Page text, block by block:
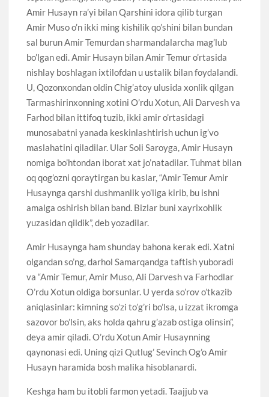
Amir Husayn ra’yi bilan Qarshini idora qilib turgan
Amir Muso o’n ikki ming kishilik qo’shini bilan bundan
sal burun Amir Temurdan sharmandalarcha mag’lub
bo’lgan edi. Amir Husayn bilan Amir Temur o’rtasida
nishlay boshlagan ixtilofdan u ustalik bilan foydalandi.
U, Qozonxondan oldin Chig’atoy ulusida xonlik qilgan
Tarmashirinxonning xotini O’rdu Xotun, Ali Darvesh va
Farhod bilan ittifoq tuzib, ikki amir o’rtasidagi
munosabatni yanada keskinlashtirish uchun ig’vo
maslahatini qiladilar. Ular Soli Saroyga, Amir Husayn
nomiga bo’htondan iborat xat jo’natadilar. Tuhmat bilan
oq qog’ozni qoraytirgan bu kaslar, “Amir Temur Amir
Husaynga qarshi dushmanlik yo’liga kirib, bu ishni
amalga oshirish bilan band. Bizlar buni xayrixohlik
yuzasidan qildik”, deb yozadilar.
Amir Husaynga ham shunday bahona kerak edi. Xatni
olgandan so’ng, darhol Samarqandga taftish yuboradi
va “Amir Temur, Amir Muso, Ali Darvesh va Farhodlar
O’rdu Xotun oldiga borsunlar. U yerda so’rov o’tkazib
aniqlasinlar: kimning so’zi to’g’ri bo’lsa, u izzat ikromga
sazovor bo’lsin, aks holda qahru g’azab ostiga olinsin”,
deya amir qiladi. O’rdu Xotun Amir Husaynning
qaynonasi edi. Uning qizi Qutlug’ Sevinch Og’o Amir
Husayn haramida bosh malika hisoblanardi.
Keshga ham bu itobli farmon yetadi. Taajjub va